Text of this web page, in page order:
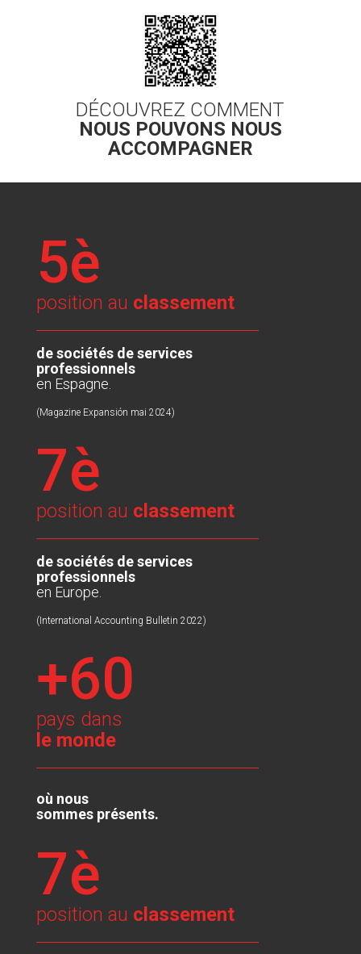
DÉCOUVREZ COMMENT
NOUS POUVONS NOUS
ACCOMPAGNER
5è
position au classement
de sociétés de services
professionnels
en Espagne.
(Magazine Expansión mai 2024)
7è
position au classement
de sociétés de services
professionnels
en Europe.
(International Accounting Bulletin 2022)
+60
pays dans
le monde
où nous
sommes présents.
7è
position au classement